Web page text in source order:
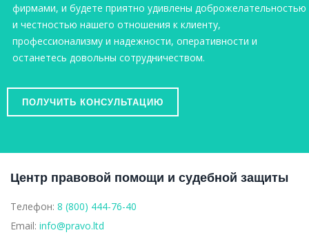
фирмами, и будете приятно удивлены доброжелательностью
и честностью нашего отношения к клиенту,
профессионализму и надежности, оперативности и
останетесь довольны сотрудничеством.
ПОЛУЧИТЬ КОНСУЛЬТАЦИЮ
Центр правовой помощи и судебной защиты
Телефон: 8 (800) 444-76-40
Email: info@pravo.ltd